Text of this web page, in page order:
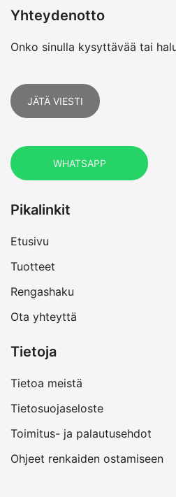
Yhteydenotto
Onko sinulla kysyttävää tai
JÄTÄ VIESTI
WHATSAPP
Pikalinkit
Etusivu
Tuotteet
Rengashaku
Ota yhteyttä
Tietoja
Tietoa meistä
Tietosuojaseloste
Toimitus- ja palautusehdot
Ohjeet renkaiden ostamiseen